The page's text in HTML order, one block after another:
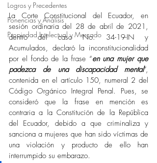
Logros y Precedentes
Ponencias y Análisis
Propiedad Intelectual y Mercado
La Corte Constitucional del Ecuador, en
sesión ordinaria del 28 de abril de 2021,
dentro del caso No. 34-19-IN y
Acumulados, declaró la inconstitucionalidad
por el fondo de la frase “en una mujer que
padezca de una discapacidad mental”,
contenida en el artículo 150, numeral 2 del
Código Orgánico Integral Penal. Pues, se
consideró que la frase en mención es
contraria a la Constitución de la República
del Ecuador, debido a que criminaliza y
sanciona a mujeres que han sido víctimas de
una violación y producto de ello han
interrumpido su embarazo.